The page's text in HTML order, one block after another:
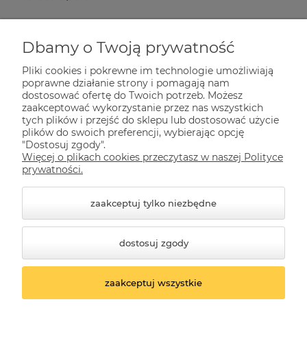
Zakupy
Pomoc
Dla Ciebie
Informacje
© 2026 kwazar-lampy.pl. Wszelkie prawa zastrzeżone.
Dbamy o Twoją prywatność
Pliki cookies i pokrewne im technologie umożliwiają
poprawne działanie strony i pomagają nam
dostosować ofertę do Twoich potrzeb. Możesz
zaakceptować wykorzystanie przez nas wszystkich
tych plików i przejść do sklepu lub dostosować użycie
plików do swoich preferencji, wybierając opcję
"Dostosuj zgody".
Więcej o plikach cookies przeczytasz w naszej Polityce
prywatności.
zaakceptuj tylko niezbędne
dostosuj zgody
zaakceptuj wszystkie